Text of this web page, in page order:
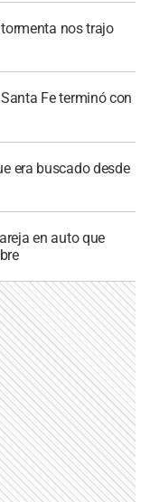
nos trajo
Fe terminó con
era buscado desde
en auto que